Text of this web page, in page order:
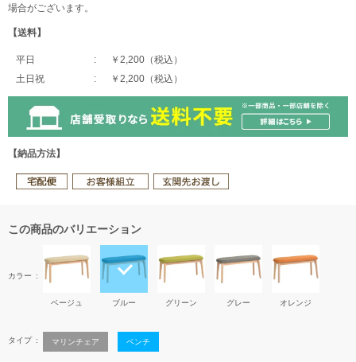
場合がございます。
【送料】
平日
￥2,200（税込）
土日祝
￥2,200（税込）
【納品方法】
この商品のバリエーション
カラー
ベージュ ブルー グリーン グレー オレンジ
タイプ マリンチェア ベンチ